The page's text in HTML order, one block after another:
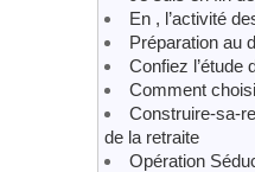
En , l’activité
Préparation au
Confiez l’étude
Comment
Construire-sa-
de la retraite
Opération